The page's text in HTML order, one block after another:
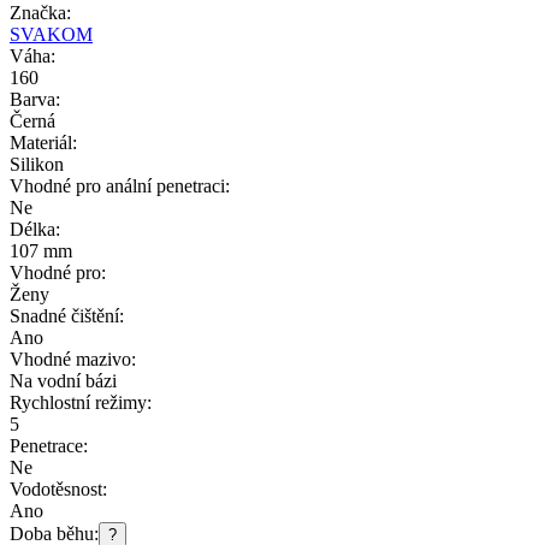
Značka:
SVAKOM
Váha:
160
Barva:
Černá
Materiál:
Silikon
Vhodné pro anální penetraci:
Ne
Délka:
107 mm
Vhodné pro:
Ženy
Snadné čištění:
Ano
Vhodné mazivo:
Na vodní bázi
Rychlostní režimy:
5
Penetrace:
Ne
Vodotěsnost:
Ano
Doba běhu: ?